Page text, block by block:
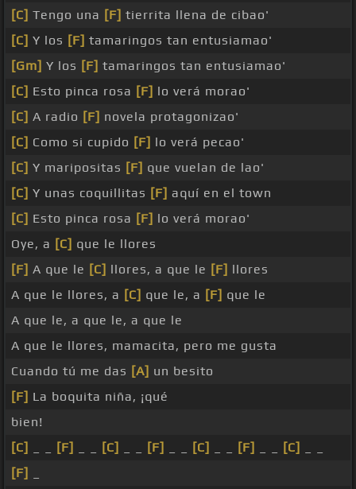
[C] Tengo una [F] tierrita llena de cibao'
[C] Y los [F] tamaringos tan entusiamao'
[Gm] Y los [F] tamaringos tan entusiamao'
[C] Esto pinca rosa [F] lo verá morao'
[C] A radio [F] novela protagonizao'
[C] Como si cupido [F] lo verá pecao'
[C] Y maripositas [F] que vuelan de lao'
[C] Y unas coquillitas [F] aquí en el town
[C] Esto pinca rosa [F] lo verá morao'
Oye, a [C] que le llores
[F] A que le [C] llores, a que le [F] llores
A que le llores, a [C] que le, a [F] que le
A que le, a que le, a que le
A que le llores, mamacita, pero me gusta
Cuando tú me das [A] un besito
[F] La boquita niña, ¡qué
bien!
[C]
[F] [C] [F] [C] [F] [C]
[F]